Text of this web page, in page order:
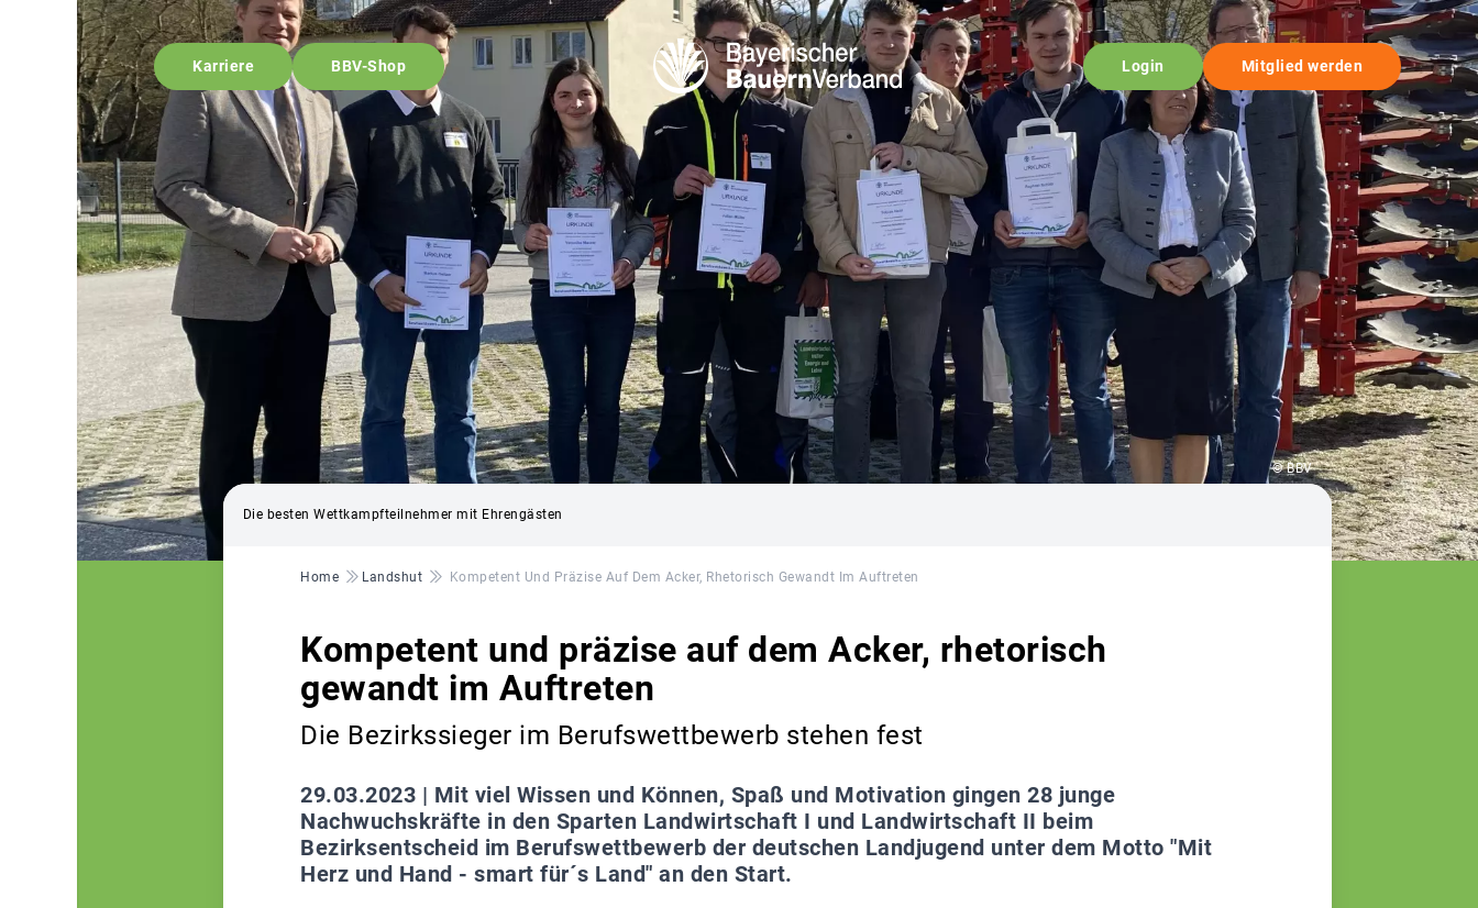
Karriere BBV-Shop Login Mitglied werden
© BBV
Die besten Wettkampfteilnehmer mit Ehrengästen
Pfadnavigation
Home Landshut Kompetent Und Präzise Auf Dem Acker, Rhetorisch Gewandt Im Auftreten
Kompetent und präzise auf dem Acker, rhetorisch
gewandt im Auftreten
Die Bezirkssieger im Berufswettbewerb stehen fest
29.03.2023 | Mit viel Wissen und Können, Spaß und Motivation gingen 28 junge
Nachwuchskräfte in den Sparten Landwirtschaft I und Landwirtschaft II beim
Bezirksentscheid im Berufswettbewerb der deutschen Landjugend unter dem Motto "Mit
Herz und Hand - smart für´s Land" an den Start.